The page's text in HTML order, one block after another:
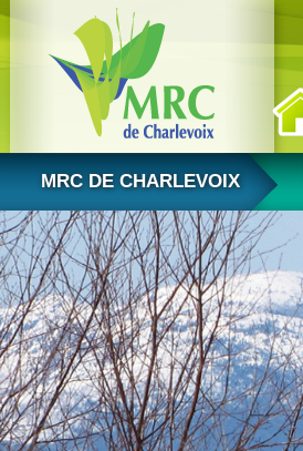
Aller au contenu
MRC DE CHARLEVOIX